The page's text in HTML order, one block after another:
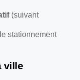
(suivant
stationnement
ville